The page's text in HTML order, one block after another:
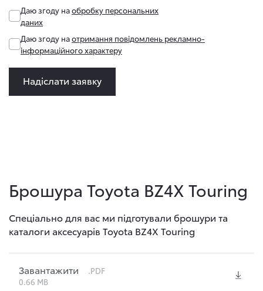
Даю згоду наобробку персональних
даних
Даю згоду наотримання повідомлень рекламно-
інформаційного характеру
Надіслати заявку
Брошура Toyota BZ4X Touring
Спеціально для вас ми підготували брошури та
каталоги аксесуарів Toyota BZ4X Touring
Завантажити
.PDF
0.66 MB